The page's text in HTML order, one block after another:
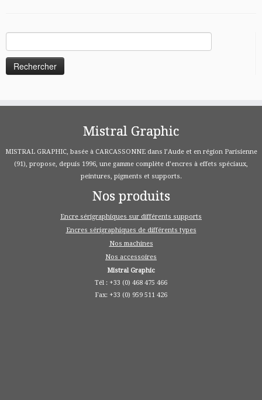
Mistral Graphic
MISTRAL GRAPHIC, basée à CARCASSONNE dans l’Aude et en région Parisienne
(91), propose, depuis 1996, une gamme complète d’encres à effets spéciaux,
peintures, pigments et supports.
Nos produits
Encre sérigraphiques sur différents supports
Encres sérigraphiques de différents types
Nos machines
Nos accessoires
Mistral Graphic
Tél : +33 (0) 468 475 466
Fax: +33 (0) 959 511 426